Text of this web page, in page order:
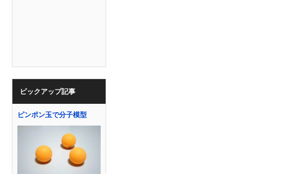
ピックアップ記事
ピンポン玉で分子模型